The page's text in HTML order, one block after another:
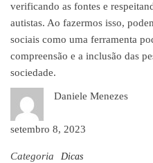
verificando as fontes e
autistas. Ao fazermos isso,
sociais como uma ferramenta
compreensão e a inclusão das
sociedade.
Daniele Menezes
setembro 8, 2023
Categoria Dicas